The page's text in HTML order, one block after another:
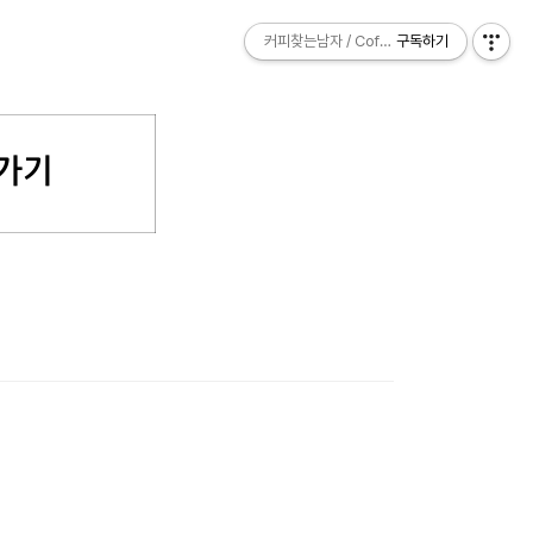
커피찾는남자 / Coffee Explorer
구독하기
커피찾는남자 / Coffee Explorer
구독하기